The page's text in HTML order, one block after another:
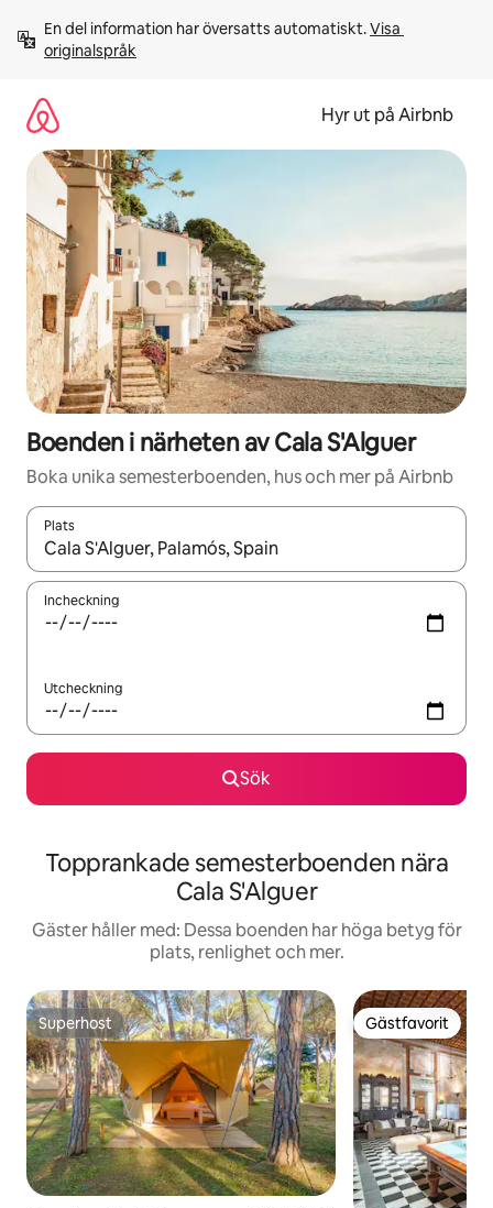
innehåll
En del information har översatts automatiskt. Visa
originalspråk
Hyr ut på Airbnb
Boenden i närheten av Cala S'Alguer
Boka unika semesterboenden, hus och mer på Airbnb
Plats
När resultaten är tillgängliga kan du navigera med upp- och
Incheckning
Utcheckning
Sök
Topprankade semesterboenden nära
Cala S'Alguer
Gäster håller med: Dessa boenden har höga betyg för
plats, renlighet och mer.
Superhost
Superhost Gästfavorit
Gästfavorit